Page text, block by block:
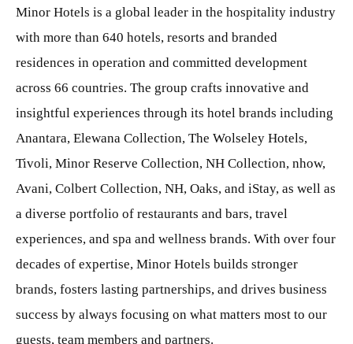
Minor Hotels is a global leader in the hospitality industry
with more than 640 hotels, resorts and branded
residences in operation and committed development
across 66 countries. The group crafts innovative and
insightful experiences through its hotel brands including
Anantara, Elewana Collection, The Wolseley Hotels,
Tivoli, Minor Reserve Collection, NH Collection, nhow,
Avani, Colbert Collection, NH, Oaks, and iStay, as well as
a diverse portfolio of restaurants and bars, travel
experiences, and spa and wellness brands. With over four
decades of expertise, Minor Hotels builds stronger
brands, fosters lasting partnerships, and drives business
success by always focusing on what matters most to our
guests, team members and partners.